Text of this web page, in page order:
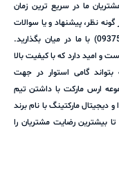
ما در سریع ترین زمان
نظر، پیشنهاد و یا سوالات
خود را از طریق پشتیبانی آنلاین مجموعه (09375309238) با ما در میان بگذارید.
و امید دارد که با کیفیت بالا
گامی استوار در جهت
ارس مارکت با داشتن تیم
مارکتینگ با نام برند
بیشترین رضایت مشتریان را